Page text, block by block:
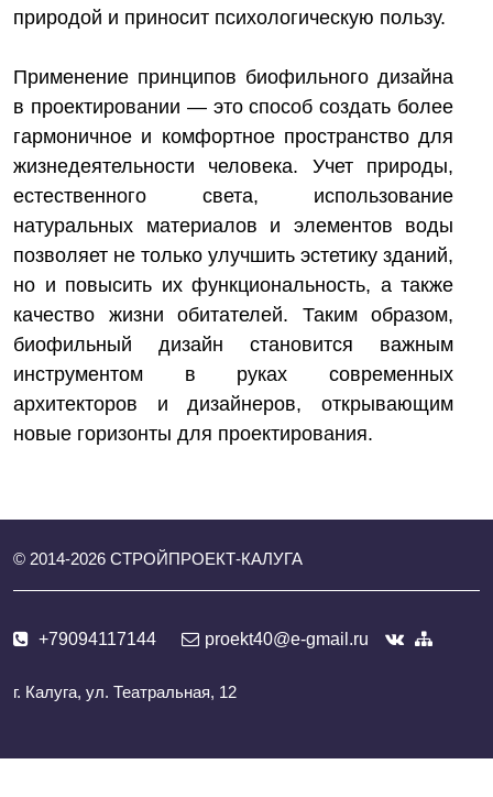
природой и приносит психологическую пользу.
Применение принципов биофильного дизайна
в проектировании — это способ создать более
гармоничное и комфортное пространство для
жизнедеятельности человека. Учет природы,
естественного света, использование
натуральных материалов и элементов воды
позволяет не только улучшить эстетику зданий,
но и повысить их функциональность, а также
качество жизни обитателей. Таким образом,
биофильный дизайн становится важным
инструментом в руках современных
архитекторов и дизайнеров, открывающим
новые горизонты для проектирования.
© 2014-2026 СТРОЙПРОЕКТ-КАЛУГА
+79094117144 proekt40@e-gmail.ru
г. Калуга, ул. Театральная, 12